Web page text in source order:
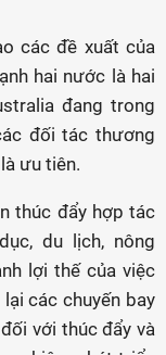
các đề xuất của
hai nước là hai
đang trong
đối tác thương
ưu tiên.
thúc đẩy hợp tác
du lịch, nông
lợi thế của việc
các chuyến bay
với thúc đẩy và